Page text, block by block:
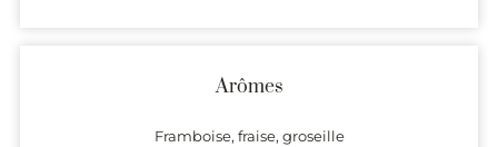
Arômes
Framboise, fraise, groseille